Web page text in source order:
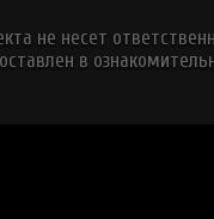
не несет
в